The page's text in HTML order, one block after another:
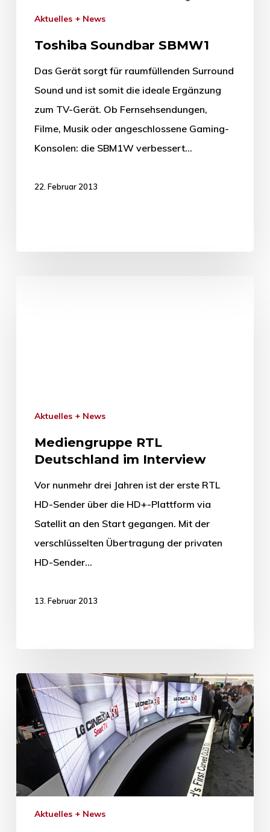
Aktuelles + News
Toshiba Soundbar SBMW1
Das Gerät sorgt für raumfüllenden Surround
Sound und ist somit die ideale Ergänzung
zum TV-Gerät. Ob Fernsehsendungen,
Filme, Musik oder angeschlossene Gaming-
Konsolen: die SBM1W verbessert…
22. Februar 2013
Aktuelles + News
Mediengruppe RTL
Deutschland im Interview
Vor nunmehr drei Jahren ist der erste RTL
HD-Sender über die HD+-Plattform via
Satellit an den Start gegangen. Mit der
verschlüsselten Übertragung der privaten
HD-Sender…
13. Februar 2013
Aktuelles + News